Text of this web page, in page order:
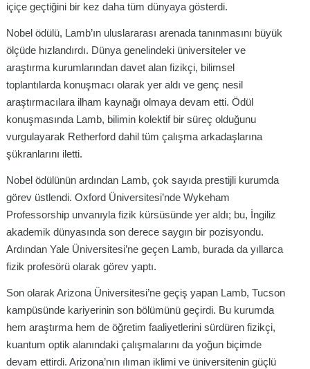
içiçe geçtiğini bir kez daha tüm dünyaya gösterdi.
Nobel ödülü, Lamb’ın uluslararası arenada tanınmasını büyük
ölçüde hızlandırdı. Dünya genelindeki üniversiteler ve
araştırma kurumlarından davet alan fizikçi, bilimsel
toplantılarda konuşmacı olarak yer aldı ve genç nesil
araştırmacılara ilham kaynağı olmaya devam etti. Ödül
konuşmasında Lamb, bilimin kolektif bir süreç olduğunu
vurgulayarak Retherford dahil tüm çalışma arkadaşlarına
şükranlarını iletti.
Nobel ödülünün ardından Lamb, çok sayıda prestijli kurumda
görev üstlendi. Oxford Üniversitesi’nde Wykeham
Professorship unvanıyla fizik kürsüsünde yer aldı; bu, İngiliz
akademik dünyasında son derece saygın bir pozisyondu.
Ardından Yale Üniversitesi’ne geçen Lamb, burada da yıllarca
fizik profesörü olarak görev yaptı.
Son olarak Arizona Üniversitesi’ne geçiş yapan Lamb, Tucson
kampüsünde kariyerinin son bölümünü geçirdi. Bu kurumda
hem araştırma hem de öğretim faaliyetlerini sürdüren fizikçi,
kuantum optik alanındaki çalışmalarını da yoğun biçimde
devam ettirdi. Arizona’nın ılıman iklimi ve üniversitenin güçlü